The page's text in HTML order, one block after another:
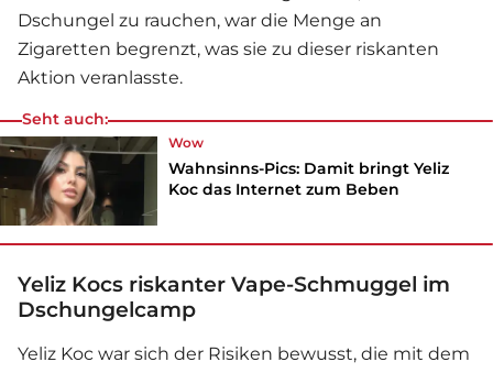
Dschungel zu rauchen, war die Menge an
Zigaretten begrenzt, was sie zu dieser riskanten
Aktion veranlasste.
Seht auch:
Wow
Wahnsinns-Pics: Damit bringt Yeliz
Koc das Internet zum Beben
Yeliz Kocs riskanter Vape-Schmuggel im
Dschungelcamp
Yeliz Koc war sich der Risiken bewusst, die mit dem